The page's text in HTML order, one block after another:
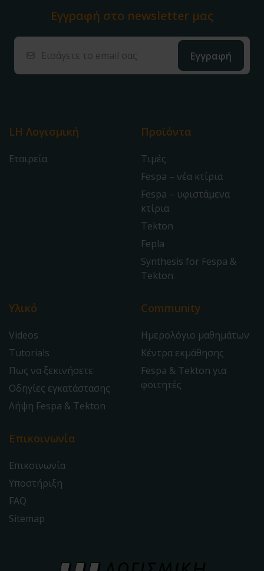
LH Λογισμική
Εταιρεία
Προϊόντα
Τιμές
Fespa – νέα κτίρια
Fespa – υφιστάμενα
κτίρια
Tekton
Fepla
Synthesis for Fespa &
Tekton
Υλικό
Videos
Tutorials
Πως να ξεκινήσετε
Οδηγίες εγκατάστασης
Λήψη Fespa & Tekton
Community
Ημερολόγιο μαθημάτων
Κέντρα εκμάθησης
Fespa & Tekton για
φοιτητές
Επικοινωνία
Επικοινωνία
Υποστήριξη
FAQ
Sitemap
Εγγραφή στο newsletter μας